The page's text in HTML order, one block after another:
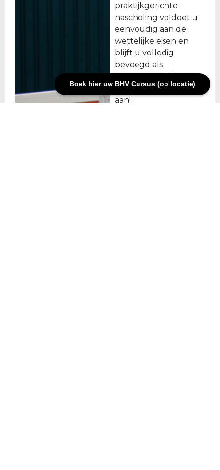
Boek hier uw BHV Cursus (op locatie)
praktijkgerichte
nascholing voldoet u
eenvoudig aan de
wettelijke eisen en
blijft u volledig
bevoegd als
beroepschauffeur.
Meld u vandaag nog
aan!